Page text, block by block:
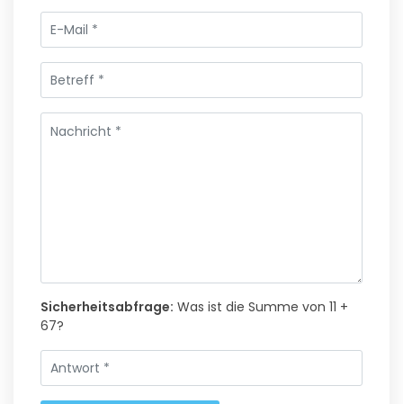
Sicherheitsabfrage: Was ist die Summe von 11 +
67?